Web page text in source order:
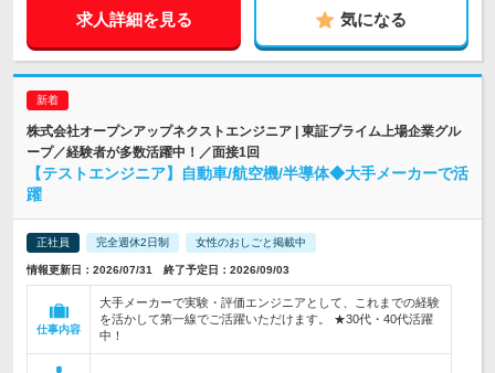
求人詳細を見る 気になる
株式会社オープンアップネクストエンジニア | 東証プライム上場企業グル
ープ／経験者が多数活躍中！／面接1回
【テストエンジニア】自動車/航空機/半導体◆大手メーカーで活
躍
正社員 完全週休2日制 女性のおしごと掲載中
情報更新日：2026/07/31 終了予定日：2026/09/03
仕事内容
大手メーカーで実験・評価エンジニアとして、これまでの経験
を活かして第一線でご活躍いただけます。 ★30代・40代活躍
中！